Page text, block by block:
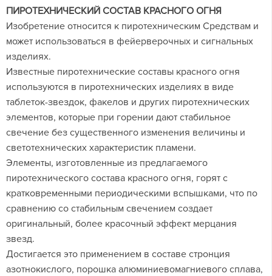
ПИРОТЕХНИЧЕСКИЙ СОСТАВ КРАСНОГО ОГНЯ
Изобретение относится к пиротехническим Средствам и
может использоваться в фейерверочных и сигнальных
изделиях.
Известные пиротехнические составы красного огня
используются в пиротехнических изделиях в виде
таблеток-звездок, факелов и других пиротехнических
элементов, которые при горении дают стабильное
свечение без существенного изменения величины и
светотехнических характеристик пламени.
Элементы, изготовленные из предлагаемого
пиротехнического состава красного огня, горят с
кратковременными периодическими вспышками, что по
сравнению со стабильным свечением создает
оригинальный, более красочный эффект мерцания
звезд.
Достигается это применением в составе стронция
азотнокислого, порошка алюминиевомагниевого сплава,